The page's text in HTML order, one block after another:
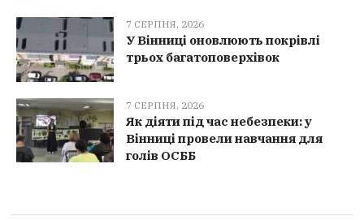
7 СЕРПНЯ, 2026
У Вінниці оновлюють покрівлі
трьох багатоповерхівок
7 СЕРПНЯ, 2026
Як діяти під час небезпеки: у
Вінниці провели навчання для
голів ОСББ